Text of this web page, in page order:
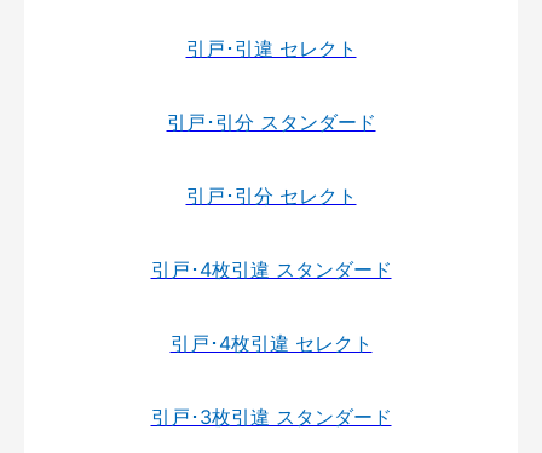
引戸･引違 セレクト
引戸･引分 スタンダード
引戸･引分 セレクト
引戸･4枚引違 スタンダード
引戸･4枚引違 セレクト
引戸･3枚引違 スタンダード